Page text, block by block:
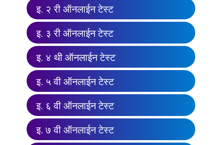
इ. २ री ऑनलाईन टेस्ट
इ. ३ री ऑनलाईन टेस्ट
इ. ४ थी ऑनलाईन टेस्ट
इ. ५ वी ऑनलाईन टेस्ट
इ. ६ वी ऑनलाईन टेस्ट
इ. ७ वी ऑनलाईन टेस्ट